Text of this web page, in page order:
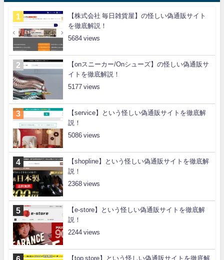
【株式会社 毎日雑貨屋】の怪しい偽通販サイト
を徹底解説！
5684
【onスニーカー/Onシューズ】の怪しい偽通販サ
イトを徹底解説！
5177
【service】という怪しい偽通販サイトを徹底解
説！
5086
【shopline】という怪しい偽通販サイトを徹底解
説！
2368
【e-store】という怪しい偽通販サイトを徹底解
説！
2244
【top store】という怪しい偽通販サイトを徹底解